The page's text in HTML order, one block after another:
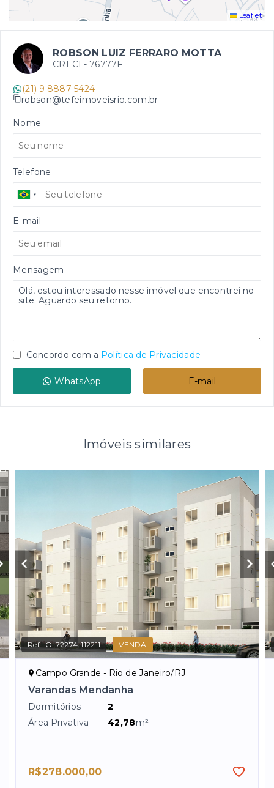
Leaflet
ROBSON LUIZ FERRARO MOTTA
CRECI - 76777F
(21) 9 8887-5424
robson@tefeimoveisrio.com.br
Nome
Telefone
E-mail
Mensagem
Concordo com a Política de Privacidade
WhatsApp E-mail
Imóveis similares
Ref.:O-72274-112211 VENDA
Campo Grande - Rio de Janeiro/RJ
Varandas Mendanha
Dormitórios
2
Área Privativa
42,78m²
R$278.000,00